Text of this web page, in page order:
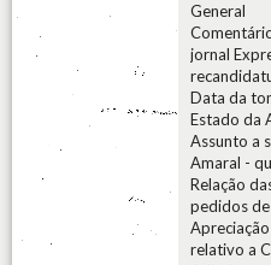
General
jornal
Data da
Estado da
Assunto a
Amaral -
Relação
pedidos de
relativo a